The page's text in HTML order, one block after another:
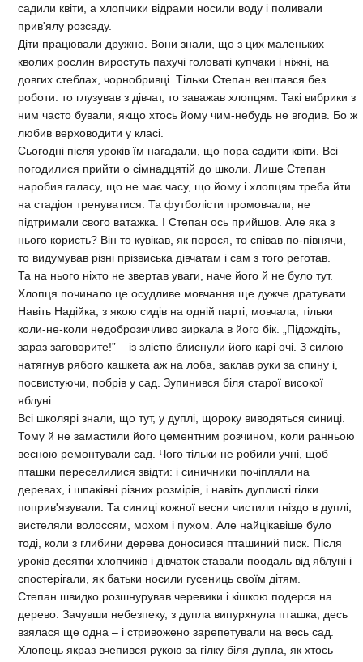
садили квіти, а хлопчики відрами носили воду і поливали
прив'ялу розсаду.
Діти працювали дружно. Вони знали, що з цих маленьких
кволих рослин виростуть пахучі головаті купчаки і ніжні, на
довгих стеблах, чорнобривці. Тіль­ки Степан вештався без
роботи: то глузував з дівчат, то заважав хлопцям. Такі вибрики з
ним часто бували, якщо хтось йому чим-небудь не вгодив. Бо ж
любив верховодити у класі.
Сьогодні після уроків їм нагадали, що пора са­дити квіти. Всі
погодилися прийти о сімнадцятій до школи. Лише Степан
наробив галасу, що не має часу, що йому і хлопцям треба йти
на стадіон тренуватися. Та футболісти промовчали, не
підтримали свого ва­тажка. І Степан ось прийшов. Але яка з
нього користь? Він то кувікав, як порося, то співав по-півнячи,
то видумував різні прізвиська дівчатам і сам з того рего­тав.
Та на нього ніхто не звертав уваги, наче його й не було тут.
Хлопця починало це осудливе мовчання ще дужче дратувати.
Навіть Надійка, з якою сидів на од­ній парті, мовчала, тільки
коли-не-коли недоброзичливо зиркала в його бік. „Підождіть,
зараз заговори­те!” – із злістю блиснули його карі очі. З силою
натяг­нув рябого кашкета аж на лоба, заклав руки за спину і,
посвистуючи, побрів у сад. Зупинився біля старої високої
яблуні.
Всі школярі знали, що тут, у дуплі, щороку виводяться синиці.
Тому й не замастили його цементним розчином, коли ранньою
весною ремонтували сад. Чого тільки не робили учні, щоб
пташки переселилися звід­ти: і синичники почіпляли на
деревах, і шпаківні різ­них розмірів, і навіть дуплисті гілки
поприв'язували. Та синиці кожної весни чистили гніздо в дуплі,
висте­ляли волоссям, мохом і пухом. Але найцікавіше було
тоді, коли з глибини дерева доносився пташиний писк. Після
уроків десятки хлопчиків і дівчаток ставали поодаль від яблуні і
спостерігали, як батьки носили гусениць своїм дітям.
Степан швидко розшнурував черевики і кішкою подерся на
дерево. Зачувши небезпеку, з дупла випурх­нула пташка, десь
взялася ще одна – і стривожено зарепетували на весь сад.
Хлопець якраз вчепився ру­кою за гілку біля дупла, як хтось